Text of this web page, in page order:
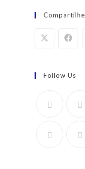
Compartilhe
Follow Us